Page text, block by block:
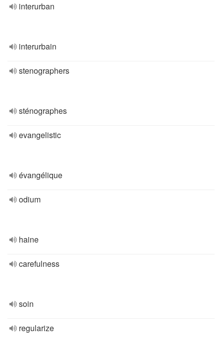
interurban
interurbain
stenographers
sténographes
evangelistic
évangélique
odium
haine
carefulness
soin
regularize